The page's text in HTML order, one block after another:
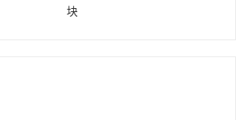
块